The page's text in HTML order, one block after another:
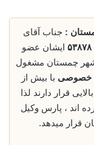
: جناب آقای
۵۳۸۷۸ ایشان عضو
شهر چمستان مشغول
خصوصی با بیش از
قرار دارند لذا
اند ، پارس وکیل
قرار میدهد.